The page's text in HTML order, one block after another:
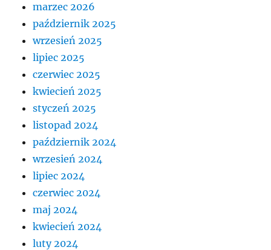
marzec 2026
październik 2025
wrzesień 2025
lipiec 2025
czerwiec 2025
kwiecień 2025
styczeń 2025
listopad 2024
październik 2024
wrzesień 2024
lipiec 2024
czerwiec 2024
maj 2024
kwiecień 2024
luty 2024